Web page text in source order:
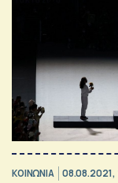
ΚΟΙΝΩΝΙΑ 08.08.2021,